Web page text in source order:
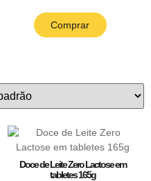
Comprar
Doce de Leite Zero Lactose em
tabletes 165g